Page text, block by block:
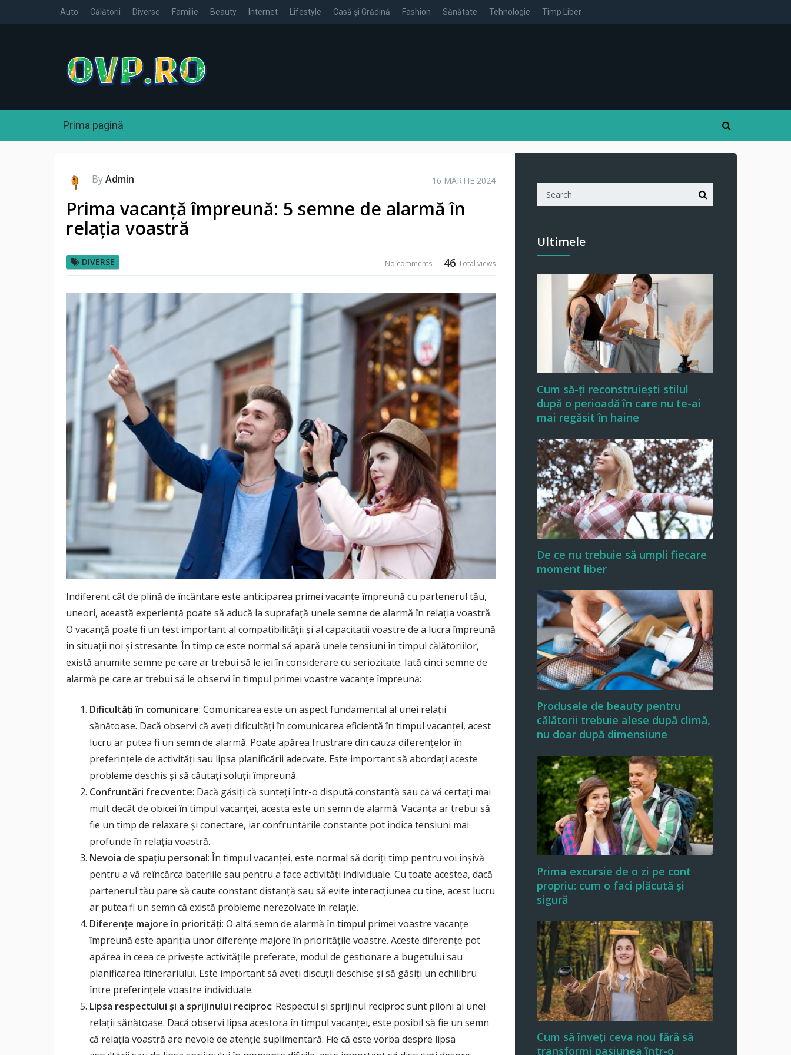
Auto Călătorii Diverse Familie Beauty Internet Lifestyle Casă și Grădină Fashion Sănătate Tehnologie Timp Liber
Prima pagină
ByAdmin 16 MARTIE 2024
Prima vacanță împreună: 5 semne de alarmă în
relația voastră
DIVERSE 46 Total views
No comments
Indiferent cât de plină de încântare este anticiparea primei vacanțe împreună cu partenerul tău,
uneori, această experiență poate să aducă la suprafață unele semne de alarmă în relația voastră.
O vacanță poate fi un test important al compatibilității și al capacitatii voastre de a lucra împreună
în situații noi și stresante. În timp ce este normal să apară unele tensiuni în timpul călătoriilor,
există anumite semne pe care ar trebui să le iei în considerare cu seriozitate. Iată cinci semne de
alarmă pe care ar trebui să le observi în timpul primei voastre vacanțe împreună:
Dificultăți în comunicare: Comunicarea este un aspect fundamental al unei relații
sănătoase. Dacă observi că aveți dificultăți în comunicarea eficientă în timpul vacanței, acest
lucru ar putea fi un semn de alarmă. Poate apărea frustrare din cauza diferențelor în
preferințele de activități sau lipsa planificării adecvate. Este important să abordați aceste
probleme deschis și să căutați soluții împreună.
Confruntări frecvente: Dacă găsiți că sunteți într-o dispută constantă sau că vă certați mai
mult decât de obicei în timpul vacanței, acesta este un semn de alarmă. Vacanța ar trebui să
fie un timp de relaxare și conectare, iar confruntările constante pot indica tensiuni mai
profunde în relația voastră.
Nevoia de spațiu personal: În timpul vacanței, este normal să doriți timp pentru voi înșivă
pentru a vă reîncărca bateriile sau pentru a face activități individuale. Cu toate acestea, dacă
partenerul tău pare să caute constant distanță sau să evite interacțiunea cu tine, acest lucru
ar putea fi un semn că există probleme nerezolvate în relație.
Diferențe majore în priorități: O altă semn de alarmă în timpul primei voastre vacanțe
împreună este apariția unor diferențe majore în prioritățile voastre. Aceste diferențe pot
apărea în ceea ce privește activitățile preferate, modul de gestionare a bugetului sau
planificarea itinerariului. Este important să aveți discuții deschise și să găsiți un echilibru
între preferințele voastre individuale.
Lipsa respectului și a sprijinului reciproc: Respectul și sprijinul reciproc sunt piloni ai unei
relații sănătoase. Dacă observi lipsa acestora în timpul vacanței, este posibil să fie un semn
că relația voastră are nevoie de atenție suplimentară. Fie că este vorba despre lipsa
Ultimele
Cum să-ți reconstruiești stilul
după o perioadă în care nu te-ai
mai regăsit în haine
De ce nu trebuie să umpli fiecare
moment liber
Produsele de beauty pentru
călătorii trebuie alese după climă,
nu doar după dimensiune
Prima excursie de o zi pe cont
propriu: cum o faci plăcută și
sigură
Cum să înveți ceva nou fără să
transformi pasiunea într-o